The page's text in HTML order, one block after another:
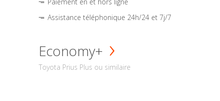
Assistance téléphonique 24h/24 et 7j/7
Economy+
Toyota Prius Plus ou similaire